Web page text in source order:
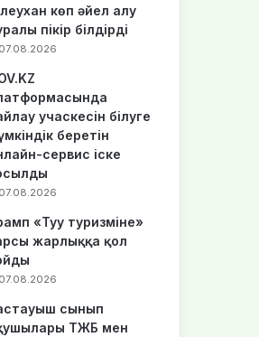
көп әйел алу
пікір білдірді
07.08.2026
учаскесін білуге
беретін
сервис іске
07.08.2026
«Туу туризміне»
жарлыққа қол
07.08.2026
сынып
ТЖБ мен